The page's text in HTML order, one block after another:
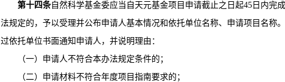
第十四条 自然科学基金委应当自天元基金项目申请截止之日起45日内完
法规定的，予以受理并公布申请人基本情况和依托单位名称、申请项目名称
过依托单位书面通知申请人，并说明理由：
（一）申请人不符合本办法规定条件的；
（二）申请材料不符合年度项目指南要求的；